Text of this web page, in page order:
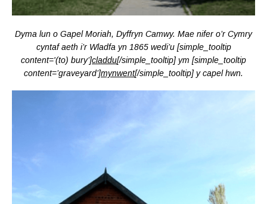
Dyma lun o Gapel Moriah, Dyffryn Camwy. Mae nifer o’r Cymry
cyntaf aeth i’r Wladfa yn 1865 wedi’u [simple_tooltip
content='(to) bury’]claddu[/simple_tooltip] ym [simple_tooltip
content=’graveyard’]mynwent[/simple_tooltip] y capel hwn.